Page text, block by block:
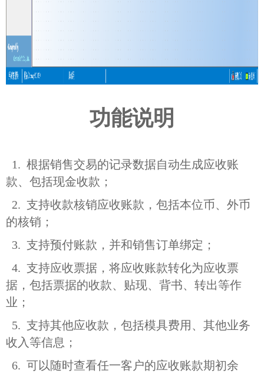
功能说明
1. 根据销售交易的记录数据自动生成应收账
款、包括现金收款；
2. 支持收款核销应收账款，包括本位币、外币
的核销；
3. 支持预付账款，并和销售订单绑定；
4. 支持应收票据，将应收账款转化为应收票
据，包括票据的收款、贴现、背书、转出等作
业；
5. 支持其他应收款，包括模具费用、其他业务
收入等信息；
6. 可以随时查看任一客户的应收账款期初余